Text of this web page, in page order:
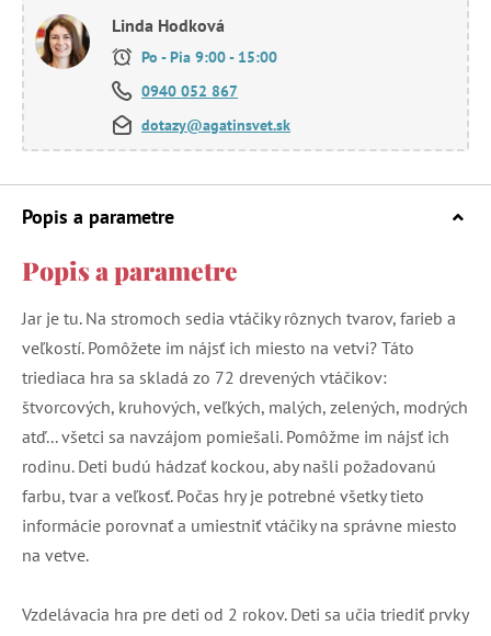
Linda Hodková
Po - Pia 9:00 - 15:00
0940 052 867
dotazy@agatinsvet.sk
Popis a parametre
Popis a parametre
Jar je tu. Na stromoch sedia vtáčiky rôznych tvarov, farieb a
veľkostí. Pomôžete im nájsť ich miesto na vetvi? Táto
triediaca hra sa skladá zo 72 drevených vtáčikov:
štvorcových, kruhových, veľkých, malých, zelených, modrých
atď... všetci sa navzájom pomiešali. Pomôžme im nájsť ich
rodinu. Deti budú hádzať kockou, aby našli požadovanú
farbu, tvar a veľkosť. Počas hry je potrebné všetky tieto
informácie porovnať a umiestniť vtáčiky na správne miesto
na vetve.
Vzdelávacia hra pre deti od 2 rokov. Deti sa učia triediť prvky